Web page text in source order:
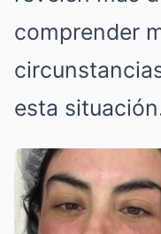
comprender
esta